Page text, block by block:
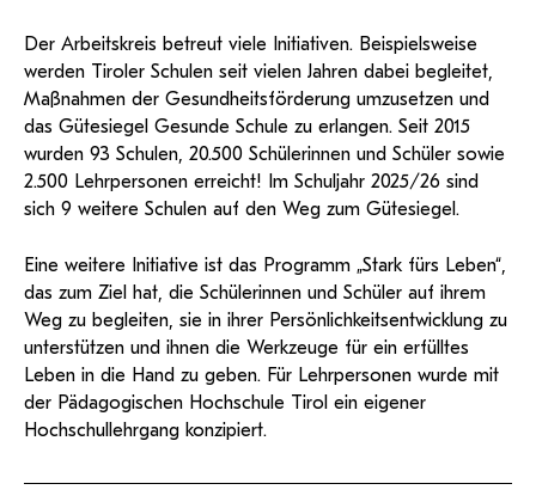
Der Arbeitskreis betreut viele Initiativen. Beispielsweise
werden Tiroler Schulen seit vielen Jahren dabei begleitet,
Maßnahmen der Gesundheitsförderung umzusetzen und
das Gütesiegel Gesunde Schule zu erlangen. Seit 2015
wurden 93 Schulen, 20.500 Schülerinnen und Schüler sowie
2.500 Lehrpersonen erreicht! Im Schuljahr 2025/26 sind
sich 9 weitere Schulen auf den Weg zum Gütesiegel.
Eine weitere Initiative ist das Programm „Stark fürs Leben“,
das zum Ziel hat, die Schülerinnen und Schüler auf ihrem
Weg zu begleiten, sie in ihrer Persönlichkeitsentwicklung zu
unterstützen und ihnen die Werkzeuge für ein erfülltes
Leben in die Hand zu geben. Für Lehrpersonen wurde mit
der Pädagogischen Hochschule Tirol ein eigener
Hochschullehrgang konzipiert.